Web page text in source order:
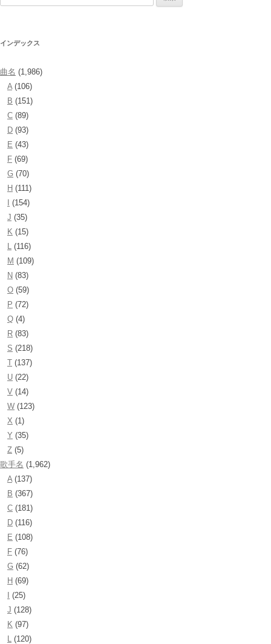
インデックス
曲名 (1,986)
A(106)
B (151)
C (89)
D (93)
E (43)
F (69)
G (70)
H (111)
(154)
J (35)
K (15)
L (116)
M (109)
N (83)
O (59)
P (72)
Q (4)
R (83)
S (218)
T (137)
U (22)
V (14)
W (123)
X (1)
Y (35)
Z (5)
歌手名 (1,962)
A(137)
B (367)
C (181)
D (116)
E (108)
F (76)
G (62)
H (69)
(25)
J (128)
K (97)
L (120)